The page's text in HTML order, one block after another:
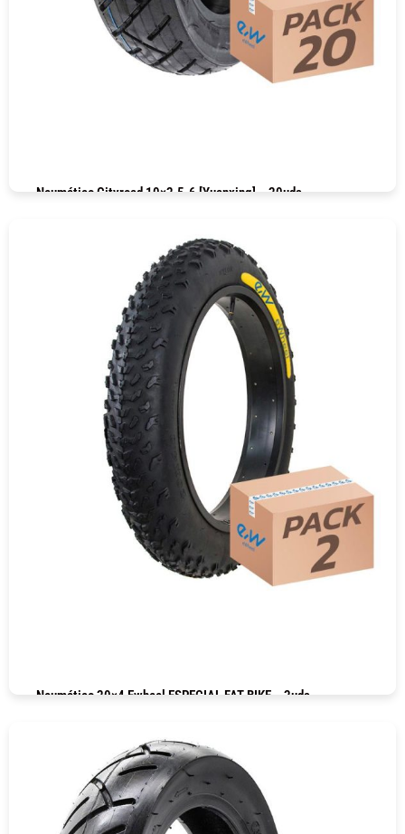
Neumático Cityroad 10×2.5-6 [Yuanxing] – 20uds
Neumático 20×4 Ewheel ESPECIAL FAT-BIKE – 2uds